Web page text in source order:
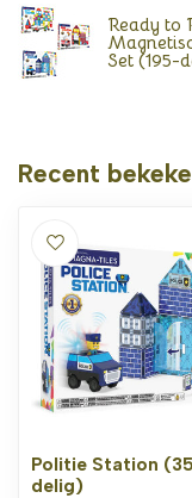
Ready to
Set (195-
Recent
Politie Station
delig)